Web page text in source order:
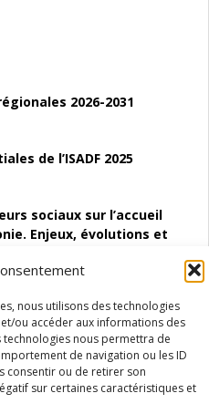
nous utilisons des technologies
ou accéder aux informations des
nous permettra de
de navigation ou les ID
consentir ou de retirer son
sur certaines caractéristiques et
2026-2031
de l’ISADF 2025
sociaux sur l’accueil
Enjeux, évolutions et
d’emploi (SAACE)
:quels indicateurs
la situation en